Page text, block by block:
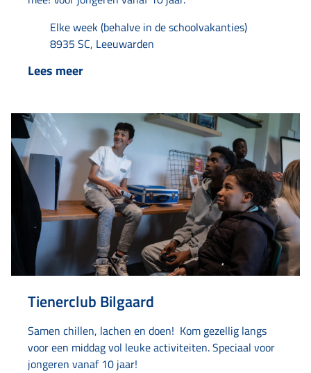
Elke week (behalve in de schoolvakanties)
8935 SC, Leeuwarden
Lees meer
Tienerclub Bilgaard
Samen chillen, lachen en doen! Kom gezellig langs
voor een middag vol leuke activiteiten. Speciaal voor
jongeren vanaf 10 jaar!